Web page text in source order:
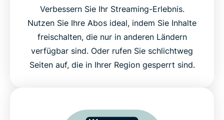
Verbessern Sie Ihr Streaming-Erlebnis.
Nutzen Sie Ihre Abos ideal, indem Sie Inhalte
freischalten, die nur in anderen Ländern
verfügbar sind. Oder rufen Sie schlichtweg
Seiten auf, die in Ihrer Region gesperrt sind.